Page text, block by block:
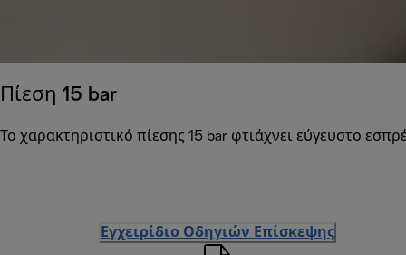
Πίεση 15 bar
Το χαρακτηριστικό πίεσης 15 bar φτιάχνει εύγευστο
Εγχειρίδιο Οδηγιών Επίσκεψης